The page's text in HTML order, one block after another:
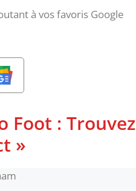
à vos favoris Google
Foot : Trouvez
»